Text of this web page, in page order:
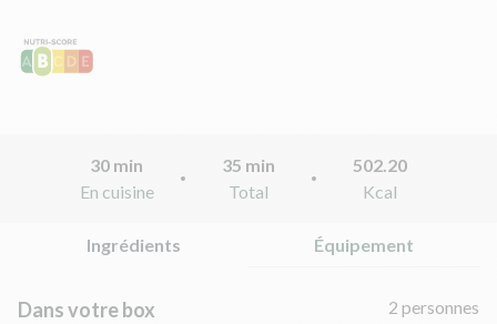
30 min
En cuisine
35 min
Total
502.20
Kcal
Ingrédients Équipement
Dans votre box
2 personnes